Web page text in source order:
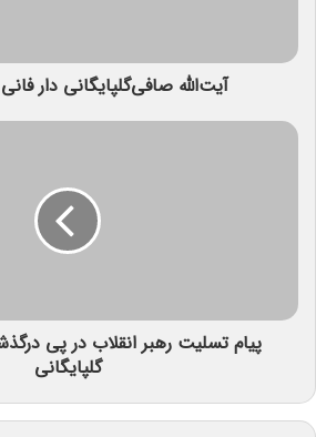
آیت‌الله صافی‌گلپایگانی دار
پیام تسلیت رهبر انقلاب در پی
گلپایگانی